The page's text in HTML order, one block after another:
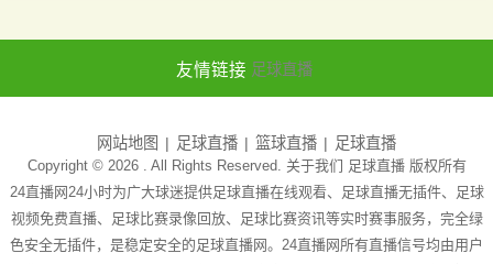
友情链接 足球直播
网站地图 足球直播 篮球直播 足球直播
Copyright © 2026 . All Rights Reserved. 关于我们 足球直播版权所有
24直播网24小时为广大球迷提供足球直播在线观看、足球直播无插件、足球
视频免费直播、足球比赛录像回放、足球比赛资讯等实时赛事服务，完全绿
色安全无插件，是稳定安全的足球直播网。24直播网所有直播信号均由用户